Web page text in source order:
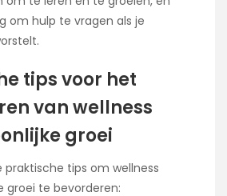
om hulp te vragen als je
tips voor het
van wellness
groei
praktische tips om wellness
groei te bevorderen: